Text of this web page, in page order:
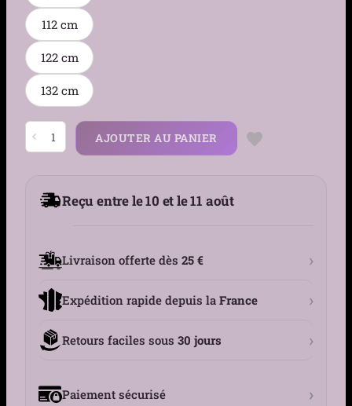
112 cm
122 cm
132 cm
quantité
de
Ceinture
AJOUTER AU PANIER
Reçu entre le 10 et le 11 août
Livraison offerte dès 25 € ›
Expédition rapide depuis la France ›
Retours faciles sous 30 jours ›
Paiement sécurisé ›